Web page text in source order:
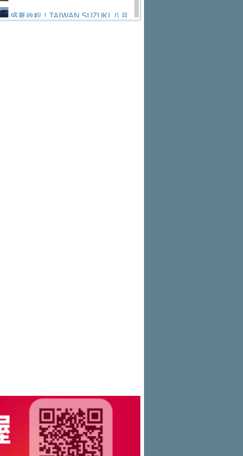
R 24h賽車將挑戰紐柏林24小時耐
SKODA公布全新小型純電跨界休旅
級前3名
Toyota歐洲純電車銷量翻倍 2026
艦陣容 低月付5,888元起及3 年乙式險
盛夏啟程！TAIWAN SUZUKI 八月